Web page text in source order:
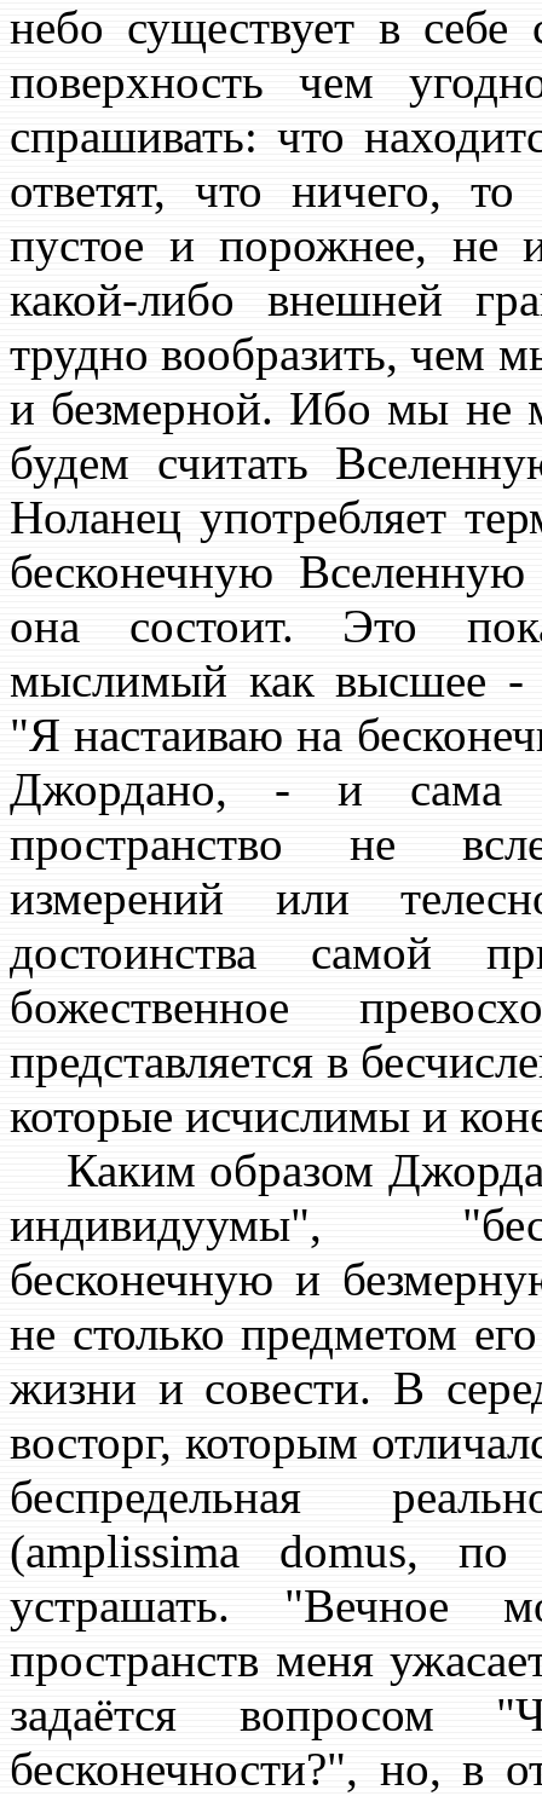
небо существует в
поверхность чем
спрашивать: что
ответят, что ничего,
пустое и порожнее, не
какой-либо внешней
трудно вообразить, чем
и безмерной. Ибо мы не
будем считать
Ноланец употребляет
бесконечную
она состоит. Это
мыслимый как высшее -
"Я настаиваю на
Джордано, - и сама
пространство не
измерений или
достоинства самой
божественное
представляется в
которые исчислимы и
Каким образом
индивидуумы",
бесконечную и
не столько предметом
жизни и совести. В
восторг, которым
беспредельная
(amplissima domus, по
устрашать. "Вечное
пространств меня
задаётся
бесконечности?", но, в